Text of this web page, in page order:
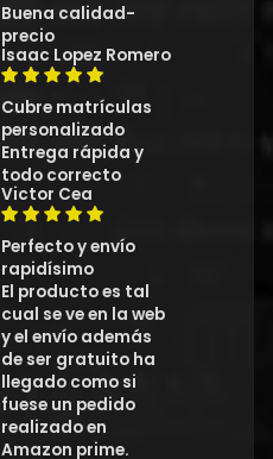
Buena calidad-
precio
Isaac Lopez Romero
Cubre matrículas
personalizado
Entrega rápida y
todo correcto
Victor Cea
Perfecto y envío
rapidísimo
El producto es tal
cual se ve en la web
y el envío además
de ser gratuito ha
llegado como si
fuese un pedido
realizado en
Amazon prime.